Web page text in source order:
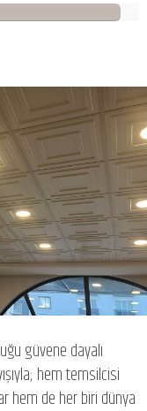
güvene dayalı
hem temsilcisi
hem de her biri dünya